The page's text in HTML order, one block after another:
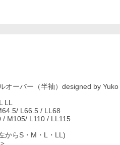
オーバー（半袖）designed by Yuko
L LL
L66.5 / LL68
/ M105/ L110 / LL115
からS・M・L・LL)